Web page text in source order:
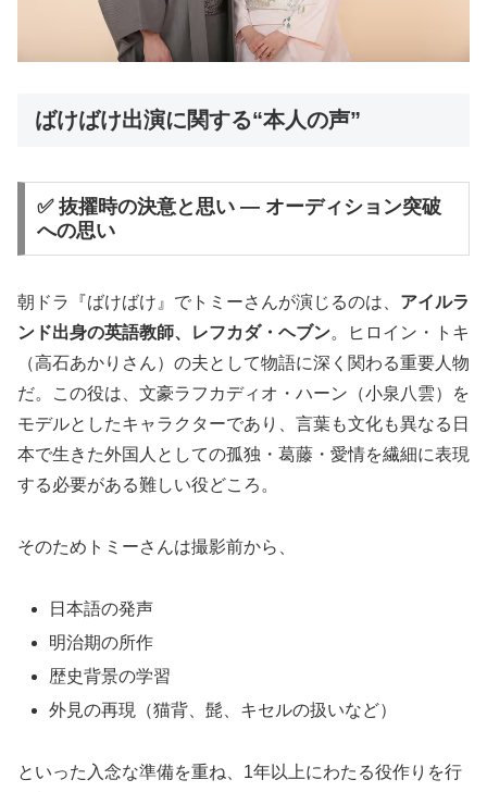
ばけばけ出演に関する“本人の声”
✅ 抜擢時の決意と思い — オーディション突破
への思い
朝ドラ『ばけばけ』でトミーさんが演じるのは、 アイルラ
ンド出身の英語教師、レフカダ・ヘブン。ヒロイン・トキ
（高石あかりさん）の夫として物語に深く関わる重要人物
だ。この役は、文豪ラフカディオ・ハーン（小泉八雲）を
モデルとしたキャラクターであり、言葉も文化も異なる日
本で生きた外国人としての孤独・葛藤・愛情を繊細に表現
する必要がある難しい役どころ。
そのためトミーさんは撮影前から、
日本語の発声
明治期の所作
歴史背景の学習
外見の再現（猫背、髭、キセルの扱いなど）
といった入念な準備を重ね、1年以上にわたる役作りを行